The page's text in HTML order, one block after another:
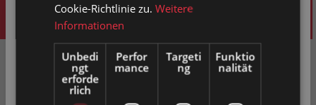
Privatkunden können Preise mit MwSt. (brutto) und
Geschäftskunden Preise ohne MwSt. (netto) angezeigt
werden.
Bitte wählen Sie Ihre bevorzugte Einstellung:
Cookie-Richtlinie zu.Weitere
Informationen
Unbedi
ngt
erforde
rlich
Perfor
mance
Targeti
ng
Funktio
nalität